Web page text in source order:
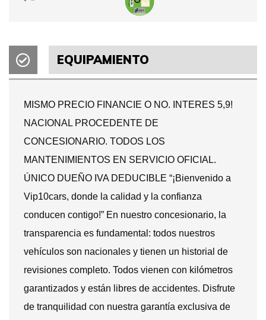
EQUIPAMIENTO
MISMO PRECIO FINANCIE O NO. INTERES 5,9!
NACIONAL PROCEDENTE DE
CONCESIONARIO. TODOS LOS
MANTENIMIENTOS EN SERVICIO OFICIAL.
ÚNICO DUEÑO IVA DEDUCIBLE “¡Bienvenido a
Vip10cars, donde la calidad y la confianza
conducen contigo!” En nuestro concesionario, la
transparencia es fundamental: todos nuestros
vehículos son nacionales y tienen un historial de
revisiones completo. Todos vienen con kilómetros
garantizados y están libres de accidentes. Disfrute
de tranquilidad con nuestra garantía exclusiva de